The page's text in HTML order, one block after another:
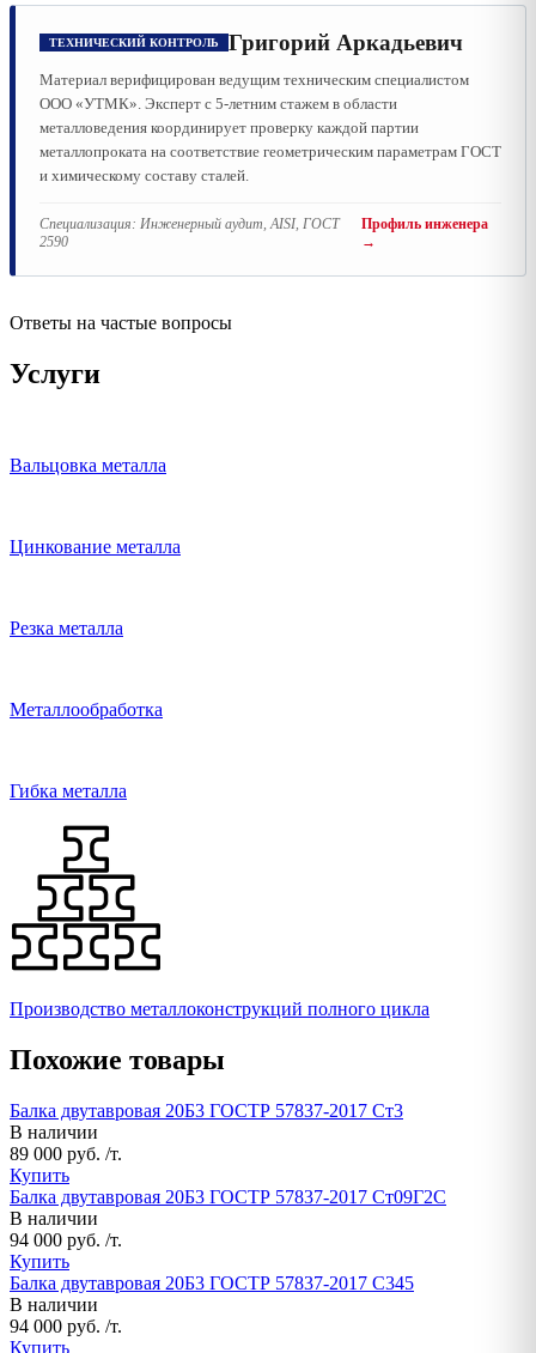
ТЕХНИЧЕСКИЙ КОНТРОЛЬ Григорий Аркадьевич
Материал верифицирован ведущим техническим специалистом
ООО «УТМК». Эксперт с 5-летним стажем в области
металловедения координирует проверку каждой партии
металлопроката на соответствие геометрическим параметрам ГОСТ
и химическому составу сталей.
Специализация: Инженерный аудит, AISI, ГОСТ
2590
Профиль инженера
→
Ответы на частые вопросы
Услуги
Вальцовка металла
Цинкование металла
Резка металла
Металлообработка
Гибка металла
Производство металлоконструкций полного цикла
Похожие товары
Балка двутавровая 20Б3 ГОСТР 57837-2017 Ст3
В наличии
89 000 руб. /т.
Купить
Балка двутавровая 20Б3 ГОСТР 57837-2017 Ст09Г2С
В наличии
94 000 руб. /т.
Купить
Балка двутавровая 20Б3 ГОСТР 57837-2017 С345
В наличии
94 000 руб. /т.
Купить